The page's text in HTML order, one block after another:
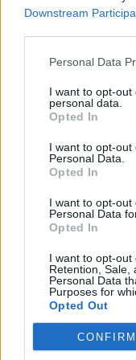
Downstream
Personal Data
I want to opt-
personal data.
Opted In
I want to opt-out
Personal Data.
Opted In
I want to opt-
Personal Data
Opted In
I want to opt-out
Retention, Sale,
Personal Data
Purposes for
Opted Out
CONFIRM
32 laipsnių šilumos
Žinios | Orai
Nufilmavo, kaip
vaizdas pribloškia
V. Zalužno
Ukrainos
Laidos | Nauja diena